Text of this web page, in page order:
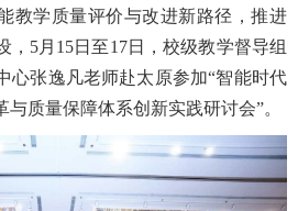
教学质量评价与改进新路径，推进
，5月15日至17日，校级教学督导组
心张逸凡老师赴太原参加“智能时代
质量保障体系创新实践研讨会”。